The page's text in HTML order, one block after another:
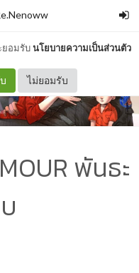
ยอมรับนโยบายความเป็นส่วนตัว
ไม่ยอมรับ
พันธะ